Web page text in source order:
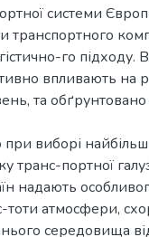
системи
транспортного
го підходу.
впливають на
та обґрунтовано
виборі
транс-портної
надають
атмосфери,
середовища